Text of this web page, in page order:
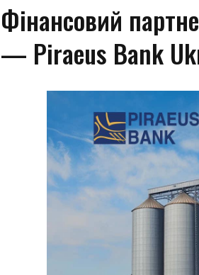
Фінансовий
— Piraeus Bank